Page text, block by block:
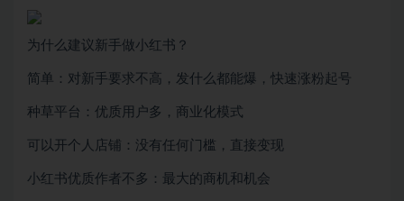
为什么建议新手做小红书？
简单：对新手要求不高，发什么都能爆，快速涨粉起号
种草平台：优质用户多，商业化模式
可以开个人店铺：没有任何门槛，直接变现
小红书优质作者不多：最大的商机和机会